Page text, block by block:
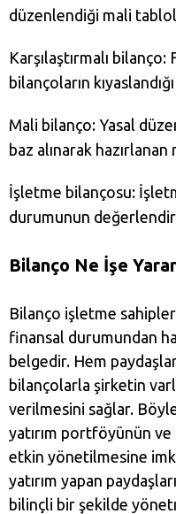
düzenlendiği mali
Karşılaştırmalı
bilançoların
Mali bilanço: Yasal
baz alınarak
İşletme bilançosu:
durumunun
Bilanço Ne İşe
Bilanço işletme
finansal durumundan
belgedir. Hem
bilançolarla şirketin
verilmesini sağlar.
yatırım portföyünün ve
etkin yönetilmesine
yatırım yapan
bilinçli bir şekilde